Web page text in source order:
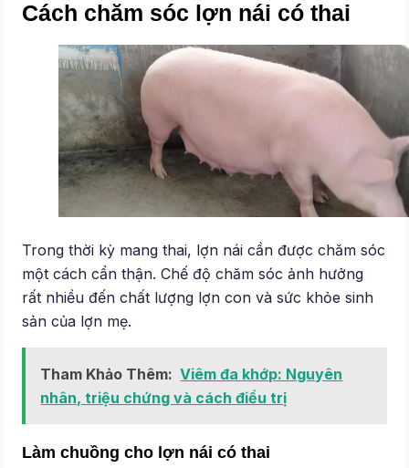
Cách chăm sóc lợn nái có thai
Trong thời kỳ mang thai, lợn nái cần được chăm sóc
một cách cẩn thận. Chế độ chăm sóc ảnh hưởng
rất nhiều đến chất lượng lợn con và sức khỏe sinh
sản của lợn mẹ.
Tham Khảo Thêm: Viêm đa khớp: Nguyên
nhân, triệu chứng và cách điều trị
Làm chuồng cho lợn nái có thai